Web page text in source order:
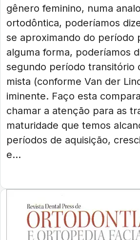
gênero feminino, numa
ortodôntica, poderíamos
se aproximando do período
alguma forma, poderíamos
segundo período transitório
mista (conforme Van der
iminente. Faço esta
chamar a atenção para as
maturidade que temos
períodos de aquisição,
e...